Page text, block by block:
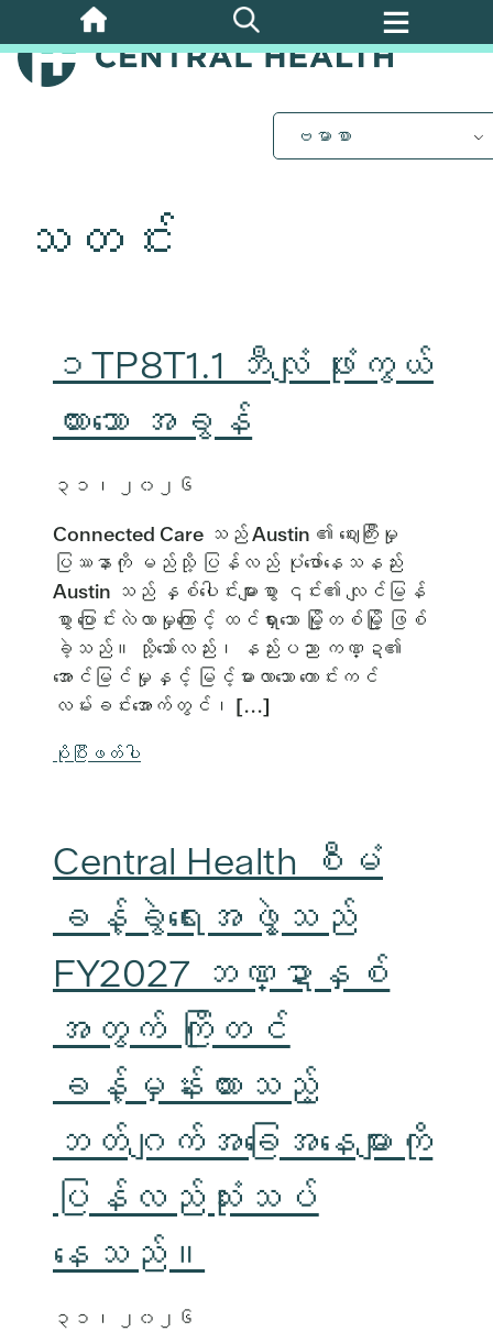
အဓိက
အကြောင်းအရာ
သို့
ဗမာစာ
သတင်း
၁TP8T1.1 ဘီလျံ ဖုံးကွယ်
ထားသော အခွန်
၃၁၊ ၂၀၂၆
Connected Care သည် Austin ၏ ဈေးကြီးမှု
ပြဿနာကို မည်သို့ ပြန်လည် ပုံဖော်နေသနည်း
Austin သည် နှစ်ပေါင်းများစွာ ၎င်း၏ လျင်မြန်
စွာ ပြောင်းလဲလာမှုကြောင့် ထင်ရှားသော မြို့တစ်မြို့ ဖြစ်
ခဲ့သည်။ သို့သော်လည်း၊ နည်းပညာ ကဏ္ဍ၏
အောင်မြင်မှုနှင့် မြင့်မားလာသော ကောင်းကင်
လမ်းခင်းအောက်တွင်၊ [...]
ပိုပြီးဖတ်ပါ
Central Health စီမံ
ခန့်ခွဲရေးအဖွဲ့သည်
FY2027 ဘဏ္ဍာနှစ်
အတွက် ကြိုတင်
ခန့်မှန်းထားသည့်
ဘတ်ဂျက်အခြေအနေများကို
ပြန်လည်သုံးသပ်
နေသည်။
၃၁၊ ၂၀၂၆